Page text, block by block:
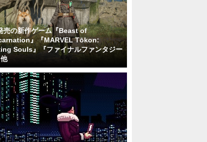
売の新作ゲーム『Beast of
』『MARVEL Tōkon:
Souls』『ファイナルファンタジー